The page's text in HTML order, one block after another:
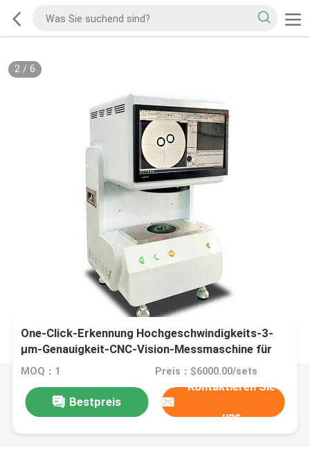
2/ 6
One-Click-Erkennung Hochgeschwindigkeits-3-
μm-Genauigkeit-CNC-Vision-Messmaschine für
automatische optische Inspektion
MOQ：1 Preis：$6000.00/sets
Bestpreis
Kontaktieren Sie
uns